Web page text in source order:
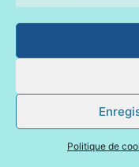
Politique de
Mairie de